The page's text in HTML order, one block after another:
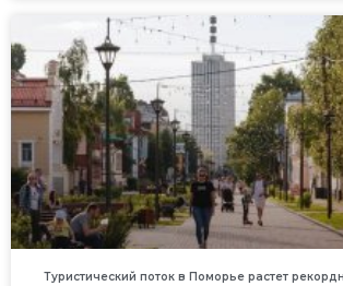
Туристический поток в Поморье растет